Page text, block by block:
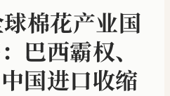
棉花产业国
巴西霸权、
国进口收缩